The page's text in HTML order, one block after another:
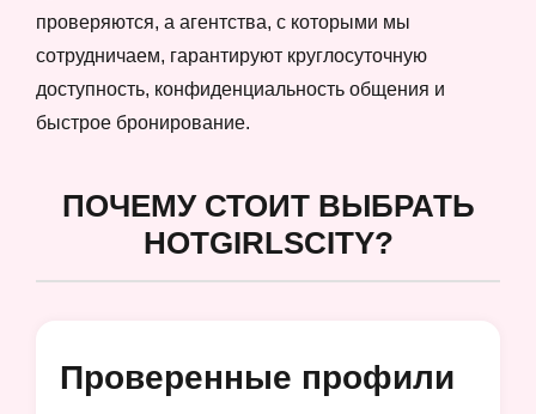
проверяются, а агентства, с которыми мы
сотрудничаем, гарантируют круглосуточную
доступность, конфиденциальность общения и
быстрое бронирование.
ПОЧЕМУ СТОИТ ВЫБРАТЬ
HOTGIRLSCITY?
Проверенные профили